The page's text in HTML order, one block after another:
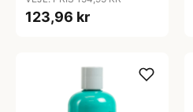
123,96 kr